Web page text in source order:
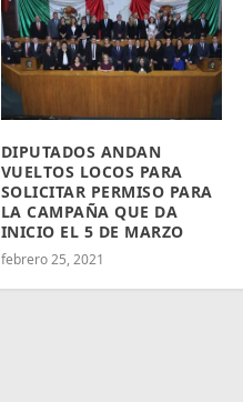
DIPUTADOS ANDAN
VUELTOS LOCOS PARA
SOLICITAR PERMISO PARA
LA CAMPAÑA QUE DA
INICIO EL 5 DE MARZO
febrero 25, 2021